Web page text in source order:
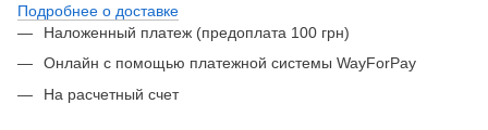
Подробнее о доставке
Наложенный платеж (предоплата 100 грн)
Онлайн с помощью платежной системы WayForPay
На расчетный счет